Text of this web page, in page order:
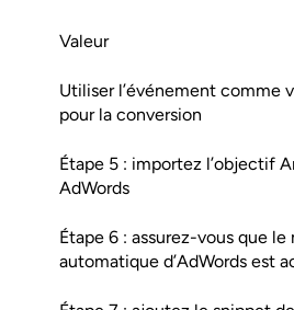
Valeur
Utiliser l’événement comme
pour la conversion
Étape 5 : importez l’objectif
AdWords
Étape 6 : assurez-vous que le
automatique d’AdWords est